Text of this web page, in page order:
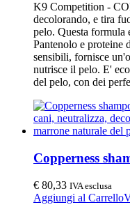
K9 Competition -
decolorando, e tira
pelo. Questa
Pantenolo e proteine
sensibili, fornisce
nutrisce il pelo. E'
del pelo, con dei
Copperness
€ 80,33 IVA esclusa
Aggiungi al Carrello